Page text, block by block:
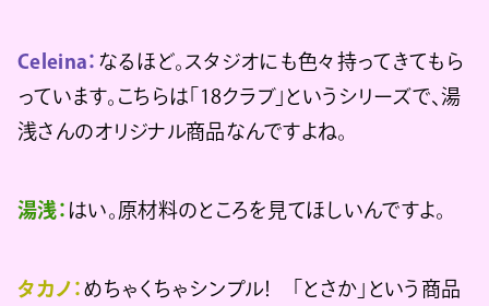
Celeina： なるほど。スタジオにも色々持ってきてもら
っています。こちらは「18クラブ」というシリーズで、湯
浅さんのオリジナル商品なんですよね。
湯浅： はい。原材料のところを見てほしいんですよ。
タカノ： めちゃくちゃシンプル！ 「とさか」という商品